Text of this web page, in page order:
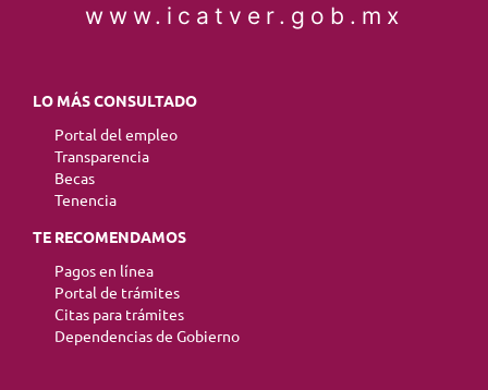
www.icatver.gob.mx
LO MÁS CONSULTADO
Portal del empleo
Transparencia
Becas
Tenencia
TE RECOMENDAMOS
Pagos en línea
Portal de trámites
Citas para trámites
Dependencias de Gobierno